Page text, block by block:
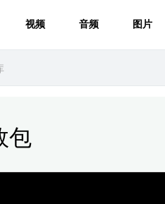
视频 音频 图片
包